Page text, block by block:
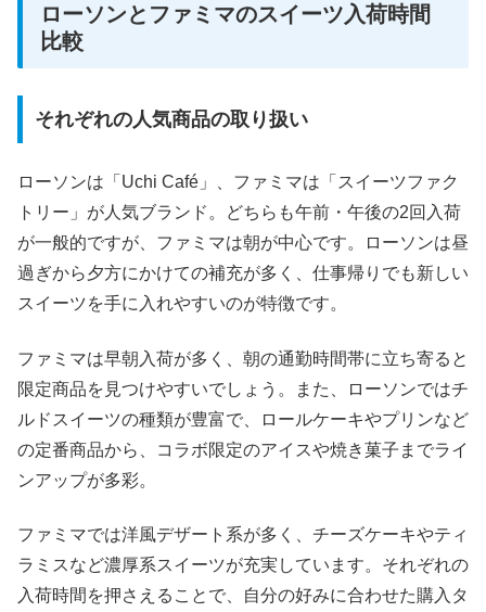
ローソンとファミマのスイーツ入荷時間
比較
それぞれの人気商品の取り扱い
ローソンは「Uchi Café」、ファミマは「スイーツファク
トリー」が人気ブランド。どちらも午前・午後の2回入荷
が一般的ですが、ファミマは朝が中心です。ローソンは昼
過ぎから夕方にかけての補充が多く、仕事帰りでも新しい
スイーツを手に入れやすいのが特徴です。
ファミマは早朝入荷が多く、朝の通勤時間帯に立ち寄ると
限定商品を見つけやすいでしょう。また、ローソンではチ
ルドスイーツの種類が豊富で、ロールケーキやプリンなど
の定番商品から、コラボ限定のアイスや焼き菓子までライ
ンアップが多彩。
ファミマでは洋風デザート系が多く、チーズケーキやティ
ラミスなど濃厚系スイーツが充実しています。それぞれの
入荷時間を押さえることで、自分の好みに合わせた購入タ